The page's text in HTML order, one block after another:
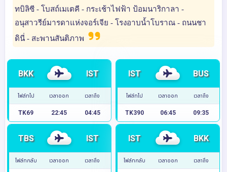
ทบิลิซี - โบสถ์เมเตคี - กระเช้าไฟฟ้า ป้อมนาริกาลา -
อนุสาวรีย์มารดาแห่งจอร์เจีย - โรงอาบน้ำโบราณ - ถนนชา
ดินี่ - สะพานสันติภาพ
BKK IST
ไฟล์ทไป เวลาออก เวลาถึง
TK69 22:45 04:45
IST BUS
ไฟล์ทไป เวลาออก เวลาถึง
TK390 06:45 09:35
TBS IST
ไฟล์ทกลับ เวลาออก เวลาถึง
IST BKK
ไฟล์ทกลับ เวลาออก เวลาถึง